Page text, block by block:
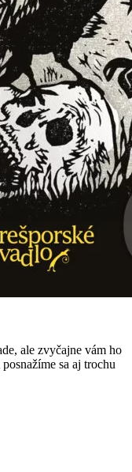
ale zvyčajne vám ho
sa aj trochu